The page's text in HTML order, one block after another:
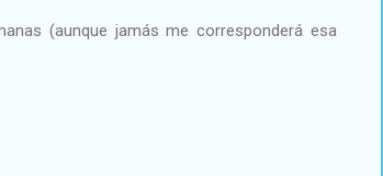
(aunque jamás me corresponderá esa